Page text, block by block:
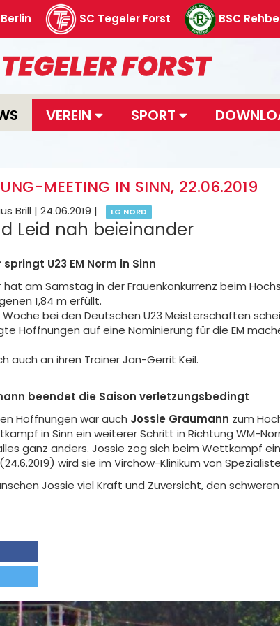
Berlin SC Tegeler Forst BSC
VEREIN SPORT
MEETING IN SINN, 22.06.2019
Brill | 24.06.2019 | LG NORD
Leid nah beieinander
U23 EM Norm in Sinn
hat am Samstag in der Frauenkonkurrenz beim
1,84 m erfüllt.
Woche bei den Deutschen U23 Meisterschaften
Hoffnungen auf eine Nominierung für die EM
auch an ihren Trainer Jan-Gerrit Keil.
beendet die Saison verletzungsbedingt
Hoffnungen war auch Jossie Graumann zum
in Sinn ein weiterer Schritt in Richtung WM-
ganz anders. Jossie zog sich beim Wettkampf
wird sie im Virchow-Klinikum von
Jossie viel Kraft und Zuversicht, den